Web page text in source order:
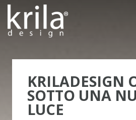
KRILADESIGN
SOTTO UNA
LUCE